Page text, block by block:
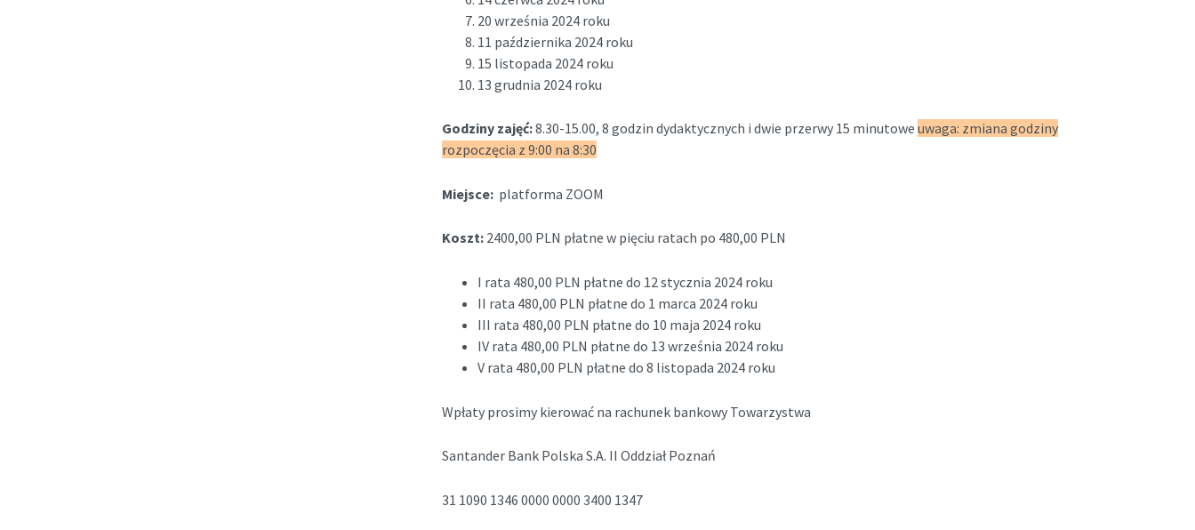
20 września 2024 roku
11 października 2024 roku
15 listopada 2024 roku
13 grudnia 2024 roku
Godziny zajęć:8.30-15.00, 8 godzin dydaktycznych i dwie przerwy 15 minutowe uwaga: zmiana godziny
rozpoczęcia z 9:00 na 8:30
Miejsce: platforma ZOOM
Koszt: 2400,00 PLN płatne w pięciu ratach po 480,00 PLN
I rata 480,00 PLN płatne do 12 stycznia 2024 roku
II rata 480,00 PLN płatne do 1 marca 2024 roku
III rata 480,00 PLN płatne do 10 maja 2024 roku
IV rata 480,00 PLN płatne do 13 września 2024 roku
V rata 480,00 PLN płatne do 8 listopada 2024 roku
Wpłaty prosimy kierować na rachunek bankowy Towarzystwa
Santander Bank Polska S.A. II Oddział Poznań
31 1090 1346 0000 0000 3400 1347